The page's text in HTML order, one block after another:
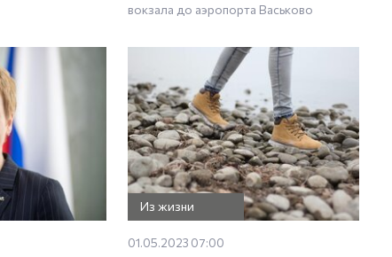
вокзала до аэропорта Васьково
Из жизни
01.05.2023 07:00